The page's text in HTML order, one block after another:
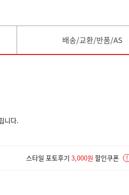
배송/교환/반품/AS
니다.
스타일 포토후기 3,000원 할인쿠폰 !